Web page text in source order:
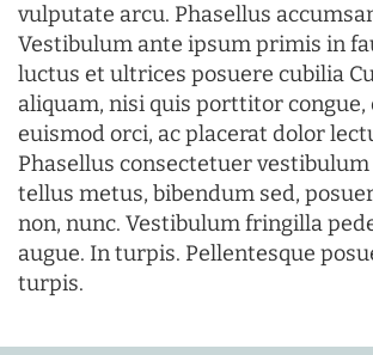
vulputate arcu. Phasellus
Vestibulum ante ipsum primis in
luctus et ultrices posuere cubilia
aliquam, nisi quis porttitor congue,
euismod orci, ac placerat dolor
Phasellus consectetuer
tellus metus, bibendum sed,
non, nunc. Vestibulum fringilla
augue. In turpis. Pellentesque
turpis.